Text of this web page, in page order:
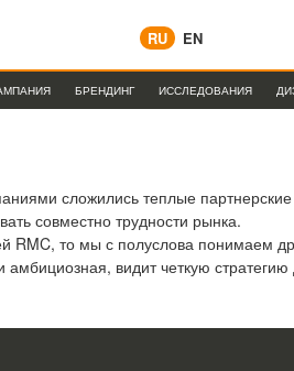
EN
RU
БРЕНДИНГ ИССЛЕДОВАНИЯ
сложились теплые
совместно трудности рынка.
RMC, то мы с полуслова понимаем
видит четкую